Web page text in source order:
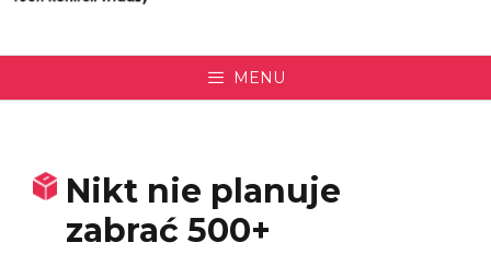
MENU
Nikt nie planuje
zabrać 500+